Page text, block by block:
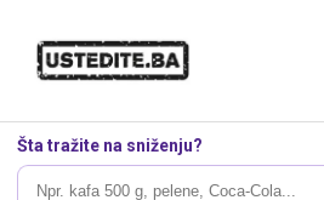
Šta tražite na sniženju?